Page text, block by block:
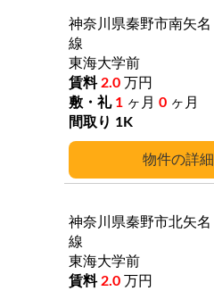
詳細
神奈川県秦野市南矢名
線
東海大学前
2.0 万円
1 ヶ月 0 ヶ月
1K
神奈川県秦野市北矢名
線
東海大学前
2.0 万円